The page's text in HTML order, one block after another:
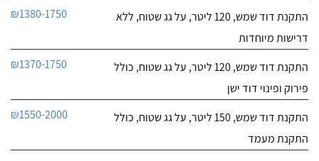
התקנת דוד שמש, 120 ליטר, על גג שטוח, ללא
דרישות מיוחדות
₪1380-1750
התקנת דוד שמש, 120 ליטר, על גג שטוח, כולל
פירוק ופינוי דוד ישן
₪1370-1750
התקנת דוד שמש, 150 ליטר, על גג שטוח, כולל
התקנת מעמד
₪1550-2000